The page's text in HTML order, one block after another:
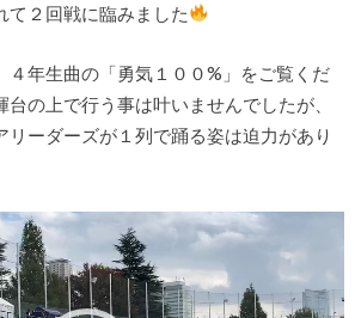
て２回戦に臨みました
４年生曲の「勇気１００%」をご覧くだ
の上で行う事は叶いませんでしたが、
リーダーズが１列で踊る姿は迫力があり